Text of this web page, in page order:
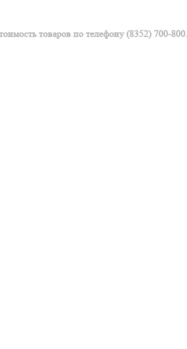
товаров по телефону (8352) 700-800.